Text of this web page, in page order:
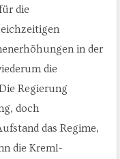
die
in der
die
Regierung
doch
das Regime,
die Kreml-